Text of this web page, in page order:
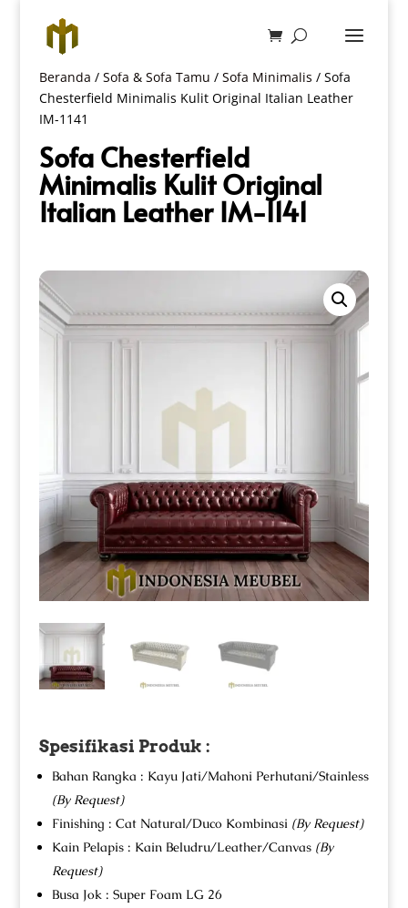
Beranda / Sofa & Sofa Tamu / Sofa Minimalis / Sofa
Chesterfield Minimalis Kulit Original Italian Leather
IM-1141
Sofa Chesterfield
Minimalis Kulit Original
Italian Leather IM-1141
Spesifikasi Produk :
Bahan Rangka : Kayu Jati/Mahoni Perhutani/Stainless
(By Request)
Finishing : Cat Natural/Duco Kombinasi (By Request)
Kain Pelapis : Kain Beludru/Leather/Canvas (By
Request)
Busa Jok : Super Foam LG 26